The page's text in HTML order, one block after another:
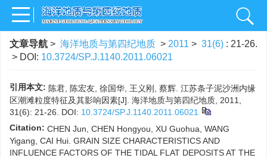
文章导航 > 海洋地质与第四纪地质 > 2011 > 31(6) : 21-26.
> DOI: 10.3724/SP.J.1140.2011.06021
引用本文: 陈君, 陈宏友, 徐国华, 王义刚, 蔡辉. 江苏条子泥沙洲内缘
区潮滩粒度特征及其影响因素[J]. 海洋地质与第四纪地质, 2011,
31(6): 21-26. DOI: 10.3724/SP.J.1140.2011.06021
Citation: CHEN Jun, CHEN Hongyou, XU Guohua, WANG
Yigang, CAI Hui. GRAIN SIZE CHARACTERISTICS AND
INFLUENCE FACTORS OF THE TIDAL FLAT DEPOSITS AT THE